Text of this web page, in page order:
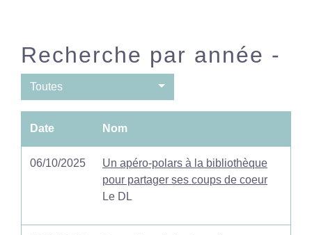
Recherche par année -
Toutes
Date Nom
06/10/2025
Un apéro-polars à la bibliothèque
pour partager ses coups de coeur
Le DL